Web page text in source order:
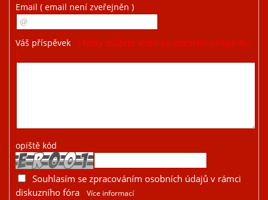
Email ( email není zveřejněn )
Váš příspěvek
( Fotky můžete vložit po odeslání příspěvku.
)
opiště kód
Souhlasím se zpracováním osobních údajů v rámci
diskuzního fóra
Více informací